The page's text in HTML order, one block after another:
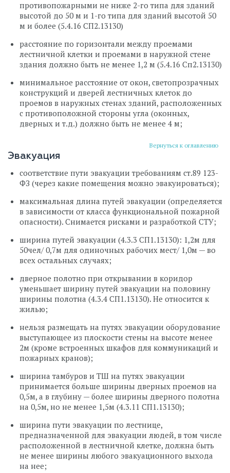
противопожарными не ниже 2-го типа для зданий
высотой до 50 м и 1-го типа для зданий высотой 50
м и более (5.4.16 СП2.13130)
расстояние по горизонтали между проемами
лестничной клетки и проемами в наружной стене
здания должно быть не менее 1,2 м (5.4.16 Сп2.13130)
минимальное расстояние от окон, светопрозрачных
конструкций и дверей лестничных клеток до
проемов в наружных стенах зданий, расположенных
с противоположной стороны угла (оконных,
дверных и т.д.) должно быть не менее 4 м;
Вернуться к оглавлению
Эвакуация
соответствие пути эвакуации требованиям ст.89 123-
ФЗ (через какие помещения можно эвакуироваться);
максимальная длина путей эвакуации (определяется
в зависимости от класса функциональной пожарной
опасности). Снимается рисками и разработкой СТУ;
ширина путей эвакуации (4.3.3 СП1.13130): 1,2м для
50чел/ 0,7м для одиночных рабочих мест/ 1,0м — во
всех остальных случаях;
дверное полотно при открывании в коридор
уменьшает ширину путей эвакуации на половину
ширины полотна (4.3.4 СП1.13130). Не относится к
жилью;
нельзя размещать на путях эвакуации оборудование
выступающее из плоскости стены на высоте менее
2м (кроме встроенных шкафов для коммуникаций и
пожарных кранов);
ширина тамбуров и ТШ на путях эвакуации
принимается больше ширины дверных проемов на
0,5м, а в глубину — более ширины дверного полотна
на 0,5м, но не менее 1,5м (4.3.11 СП1.13130);
ширина пути эвакуации по лестнице,
предназначенной для эвакуации людей, в том числе
расположенной в лестничной клетке, должна быть
не менее ширины любого эвакуационного выхода
на нее;